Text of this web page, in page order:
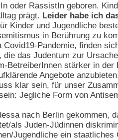
oder RassistIn geboren.
prägt. Leider habe ich
Kinder und Jugendliche
in Berührung zu
Pandemie, finden
, die das Judentum zur
BetreiberInnen stärker in
Angebote
klar sein, für unser
Jegliche Form von
nach Berlin
als Juden-Jüdinnen
Jugendliche ein